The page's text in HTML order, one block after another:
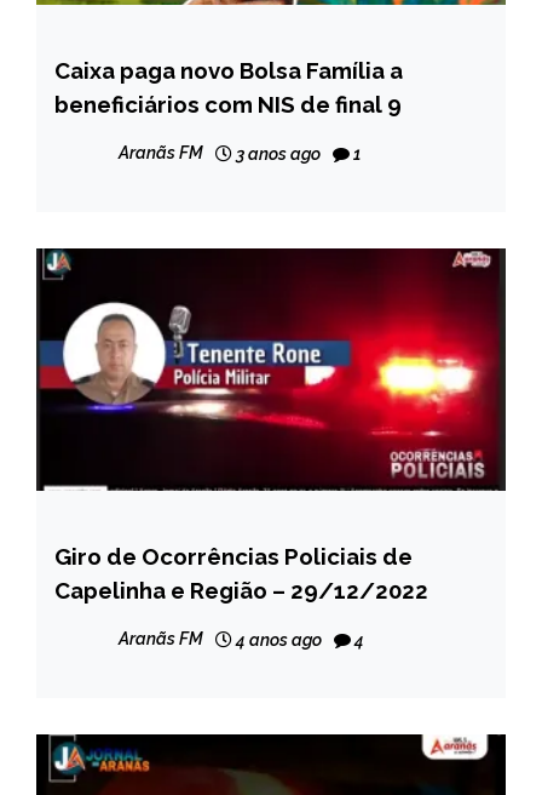
BRASIL
CAPELINHA
Caixa paga novo Bolsa Família a
beneficiários com NIS de final 9
Aranãs FM 3 anos ago 1
CAPELINHA
NOTÍCIAS
Giro de Ocorrências Policiais de
Capelinha e Região – 29/12/2022
Aranãs FM 4 anos ago 4